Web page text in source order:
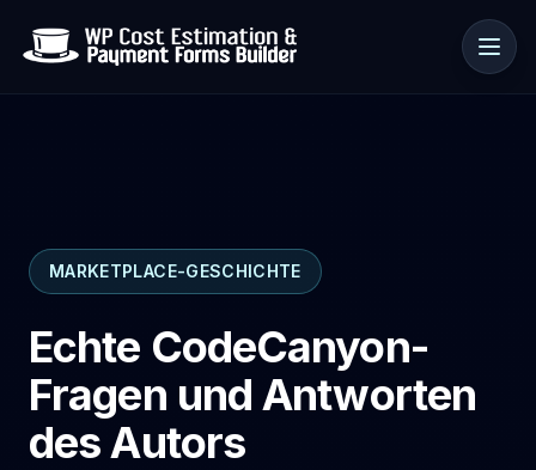
Ressourcen
MARKETPLACE-GESCHICHTE
Echte CodeCanyon-
Fragen und Antworten
des Autors